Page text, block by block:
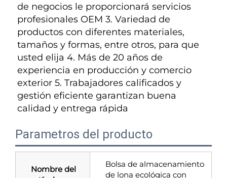
de negocios le proporcionará servicios
profesionales OEM 3. Variedad de
productos con diferentes materiales,
tamaños y formas, entre otros, para que
usted elija 4. Más de 20 años de
experiencia en producción y comercio
exterior 5. Trabajadores calificados y
gestión eficiente garantizan buena
calidad y entrega rápida
Parametros del producto
Nombre del
Bolsa de almacenamiento
de lona ecológica con